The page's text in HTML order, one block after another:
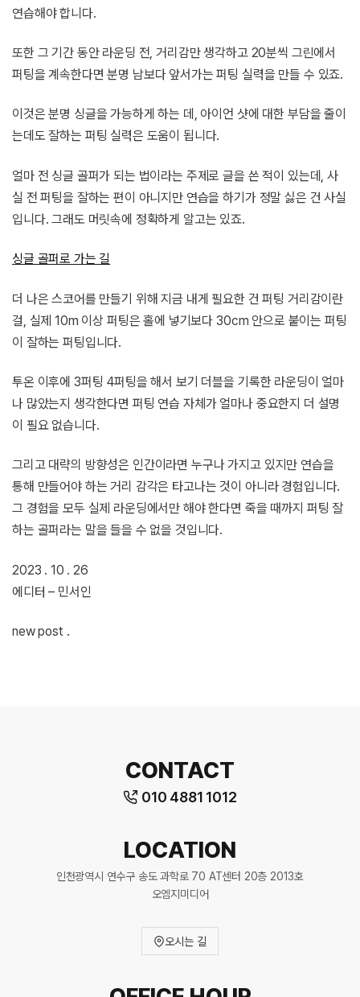
연습해야 합니다.
또한 그 기간 동안 라운딩 전, 거리감만 생각하고 20분씩 그린에서
퍼팅을 계속한다면 분명 남보다 앞서가는 퍼팅 실력을 만들 수 있죠.
이것은 분명 싱글을 가능하게 하는 데, 아이언 샷에 대한 부담을 줄이
는데도 잘하는 퍼팅 실력은 도움이 됩니다.
얼마 전 싱글 골퍼가 되는 법이라는 주제로 글을 쓴 적이 있는데, 사
실 전 퍼팅을 잘하는 편이 아니지만 연습을 하기가 정말 싫은 건 사실
입니다. 그래도 머릿속에 정확하게 알고는 있죠.
싱글 골퍼로 가는 길
더 나은 스코어를 만들기 위해 지금 내게 필요한 건 퍼팅 거리감이란
걸, 실제 10m 이상 퍼팅은 홀에 넣기보다 30cm 안으로 붙이는 퍼팅
이 잘하는 퍼팅입니다.
투온 이후에 3퍼팅 4퍼팅을 해서 보기 더블을 기록한 라운딩이 얼마
나 많았는지 생각한다면 퍼팅 연습 자체가 얼마나 중요한지 더 설명
이 필요 없습니다.
그리고 대략의 방향성은 인간이라면 누구나 가지고 있지만 연습을
통해 만들어야 하는 거리 감각은 타고나는 것이 아니라 경험입니다.
그 경험을 모두 실제 라운딩에서만 해야 한다면 죽을 때까지 퍼팅 잘
하는 골퍼라는 말을 들을 수 없을 것입니다.
2023 . 10 . 26
에디터 – 민서인
new post .
CONTACT
010 4881 1012
LOCATION
인천광역시 연수구 송도 과학로 70 AT센터 20층 2013호
오엠지미디어
오시는 길